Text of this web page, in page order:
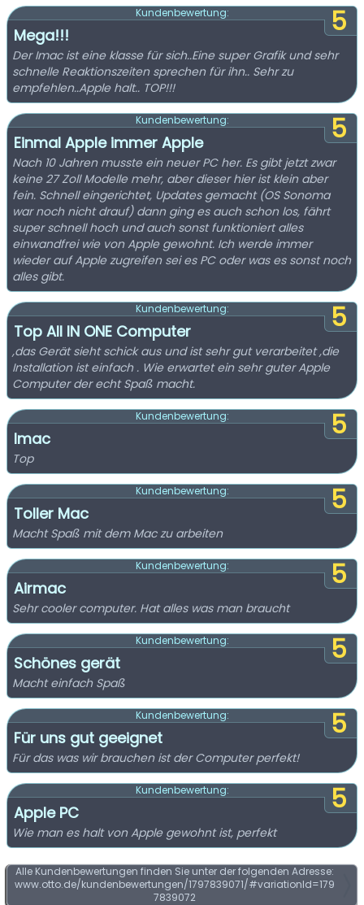
5
Kundenbewertung:
Mega!!!
Der Imac ist eine klasse für sich..Eine super Grafik und sehr
schnelle Reaktionszeiten sprechen für ihn.. Sehr zu
empfehlen..Apple halt.. TOP!!!
5
Kundenbewertung:
Einmal Apple immer Apple
Nach 10 Jahren musste ein neuer PC her. Es gibt jetzt zwar
keine 27 Zoll Modelle mehr, aber dieser hier ist klein aber
fein. Schnell eingerichtet, Updates gemacht (OS Sonoma
war noch nicht drauf) dann ging es auch schon los, fährt
super schnell hoch und auch sonst funktioniert alles
einwandfrei wie von Apple gewohnt. Ich werde immer
wieder auf Apple zugreifen sei es PC oder was es sonst noch
alles gibt.
5
Kundenbewertung:
Top All IN ONE Computer
,das Gerät sieht schick aus und ist sehr gut verarbeitet ,die
Installation ist einfach . Wie erwartet ein sehr guter Apple
Computer der echt Spaß macht.
5
Kundenbewertung:
Imac
Top
5
Kundenbewertung:
Toller Mac
Macht Spaß mit dem Mac zu arbeiten
5
Kundenbewertung:
Airmac
Sehr cooler computer. Hat alles was man braucht
5
Kundenbewertung:
Schönes gerät
Macht einfach Spaß
5
Kundenbewertung:
Für uns gut geeignet
Für das was wir brauchen ist der Computer perfekt!
5
Kundenbewertung:
Apple PC
Wie man es halt von Apple gewohnt ist, perfekt
Alle Kundenbewertungen finden Sie unter der folgenden Adresse:
www.otto.de/kundenbewertungen/1797839071/#variationId=179
7839072